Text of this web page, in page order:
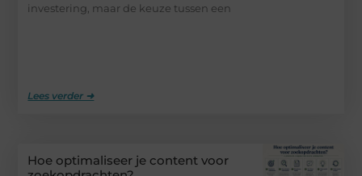
investering, maar de keuze tussen een
Lees verder ➜
Hoe optimaliseer je content voor